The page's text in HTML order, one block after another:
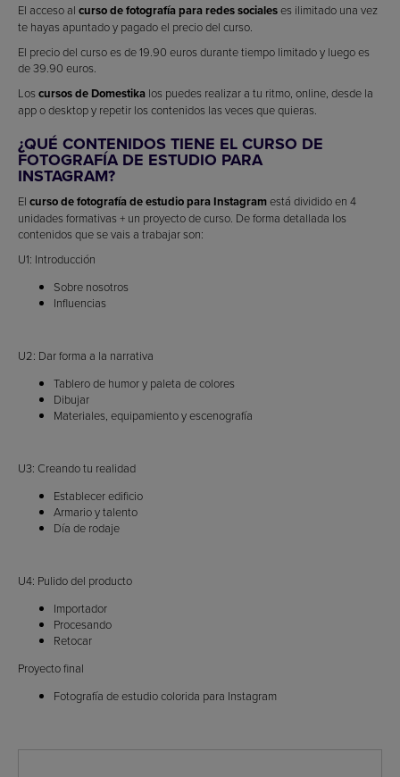
El acceso al curso de fotografía para redes socialeses ilimitado una vez
te hayas apuntado y pagado el precio del curso.
El precio del curso es de 19.90 euros durante tiempo limitado y luego es
de 39.90 euros.
Los cursos de Domestika los puedes realizar a tu ritmo, online, desde la
app o desktop y repetir los contenidos las veces que quieras.
¿QUÉ CONTENIDOS TIENE EL CURSO DE
FOTOGRAFÍA DE ESTUDIO PARA
INSTAGRAM?
El curso de fotografía de estudio para Instagramestá dividido en 4
unidades formativas + un proyecto de curso. De forma detallada los
contenidos que se vais a trabajar son:
U1: Introducción
Sobre nosotros
Influencias
U2: Dar forma a la narrativa
Tablero de humor y paleta de colores
Dibujar
Materiales, equipamiento y escenografía
U3: Creando tu realidad
Establecer edificio
Armario y talento
Día de rodaje
U4: Pulido del producto
Importador
Procesando
Retocar
Proyecto final
Fotografía de estudio colorida para Instagram